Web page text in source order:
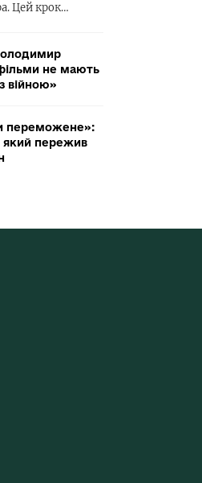
Цей крок…
не мають
війною»
переможене»:
який пережив